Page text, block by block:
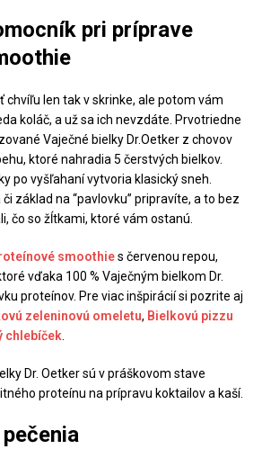
pri príprave
chvíľu len tak v skrinke, ale potom vám
koláč, a už sa ich nevzdáte. Prvotriedne
Vaječné bielky Dr.Oetker z chovov
ktoré nahradia 5 čerstvých bielkov.
po vyšľahaní vytvoria klasický sneh.
základ na “pavlovku” pripravíte, a to bez
čo so žĺtkami, ktoré vám ostanú.
smoothies červenou repou,
vďaka 100 % Vaječným bielkom Dr.
proteínov. Pre viac inšpirácií si pozrite aj
zeleninovú omeletu, Bielkovú pizzu
chlebíček
Dr. Oetker sú v práškovom stave
proteínu na prípravu koktailov a kaší.